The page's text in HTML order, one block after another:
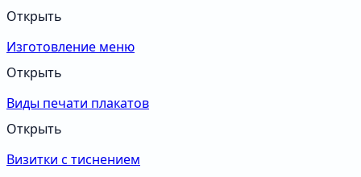
Открыть
Изготовление меню
Открыть
Виды печати плакатов
Открыть
Визитки с тиснением